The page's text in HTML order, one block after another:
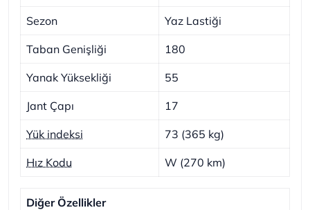
Sezon Yaz Lastiği
Taban Genişliği 180
Yanak Yüksekliği 55
Jant Çapı 17
Yük indeksi 73 (365 kg)
Hız Kodu W (270 km)
Diğer Özellikler